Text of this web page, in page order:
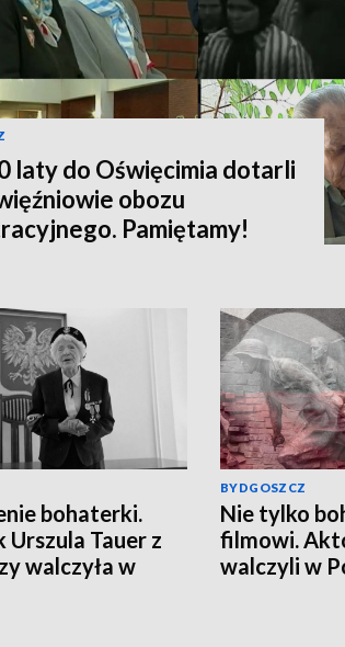
laty do Oświęcimia dotarli
obozu
Pamiętamy!
bohaterki.
Urszula Tauer z
walczyła w
BYDGOSZCZ
Nie tylko
filmowi.
walczyli w